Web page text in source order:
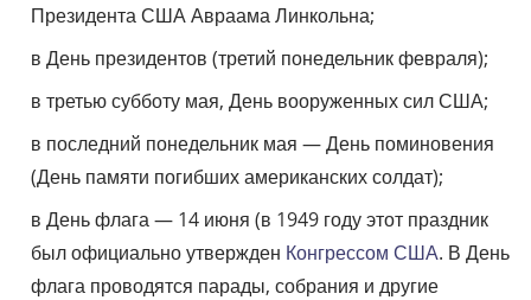
Президента США Авраама Линкольна;
в День президентов (третий понедельник февраля);
в третью субботу мая, День вооруженных сил США;
в последний понедельник мая — День поминовения
(День памяти погибших американских солдат);
в День флага — 14 июня (в 1949 году этот праздник
был официально утвержден Конгрессом США. В День
флага проводятся парады, собрания и другие